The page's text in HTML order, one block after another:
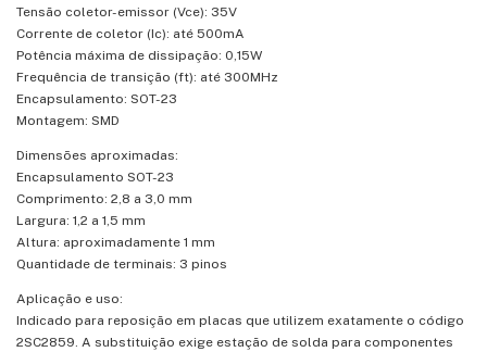
Tensão coletor-emissor (Vce): 35V
Corrente de coletor (Ic): até 500mA
Potência máxima de dissipação: 0,15W
Frequência de transição (ft): até 300MHz
Encapsulamento: SOT-23
Montagem: SMD
Dimensões aproximadas:
Encapsulamento SOT-23
Comprimento: 2,8 a 3,0 mm
Largura: 1,2 a 1,5 mm
Altura: aproximadamente 1 mm
Quantidade de terminais: 3 pinos
Aplicação e uso:
Indicado para reposição em placas que utilizem exatamente o código
2SC2859. A substituição exige estação de solda para componentes